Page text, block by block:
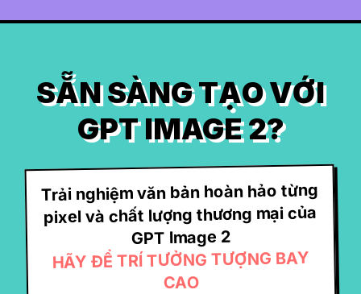
SẴN SÀNG TẠO VỚI
GPT IMAGE 2?
Trải nghiệm văn bản hoàn hảo từng
pixel và chất lượng thương mại của
GPT Image 2
HÃY ĐỂ TRÍ TƯỞNG TƯỢNG BAY
CAO